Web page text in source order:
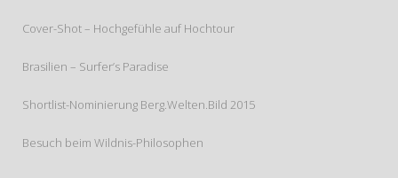
Cover-Shot – Hochgefühle auf Hochtour
Brasilien – Surfer’s Paradise
Shortlist-Nominierung Berg.Welten.Bild 2015
Besuch beim Wildnis-Philosophen